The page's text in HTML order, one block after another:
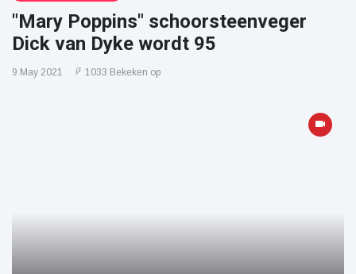
"Mary Poppins" schoorsteenveger
Dick van Dyke wordt 95
9 May 2021 1033 Bekeken op